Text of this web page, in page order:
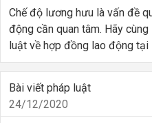
Chế độ lương hưu là vấn đề
động cần quan tâm. Hãy
luật về hợp đồng lao động
Bài viết pháp luật
24/12/2020